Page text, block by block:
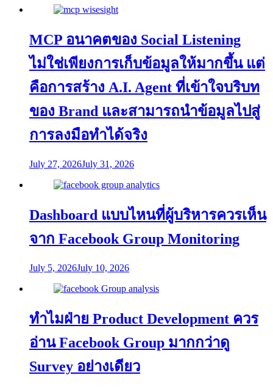
MCP อนาคตของ Social Listening
ไม่ใช่เพียงการเก็บข้อมูลให้มากขึ้น แต่
คือการสร้าง A.I. Agent ที่เข้าใจบริบท
ของ Brand และสามารถนำข้อมูลไปสู่
การลงมือทำได้จริง
July 27, 2026July 31, 2026
Dashboard แบบไหนที่ผู้บริหารควรเห็น
จาก Facebook Group Monitoring
July 5, 2026July 10, 2026
ทำไมฝ่าย Product Development ควร
อ่าน Facebook Group มากกว่าดู
Survey อย่างเดียว